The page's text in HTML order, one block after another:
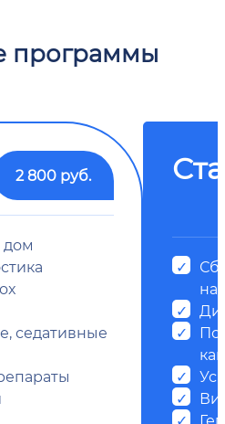
программы
2 800 руб.
дом
седативные
на